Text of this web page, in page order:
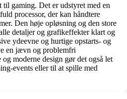
til gaming. Det er udstyret med en
processor, der kan håndtere
Den høje opløsning og den store
detaljer og grafikeffekter klart og
ydeevne og hurtige opstarts- og
en jævn og problemfri
moderne design gør det også let
events eller til at spille med